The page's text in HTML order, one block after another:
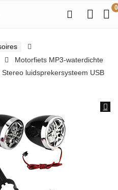
0
Motorfiets MP3-waterdichte
luidsprekersysteem USB